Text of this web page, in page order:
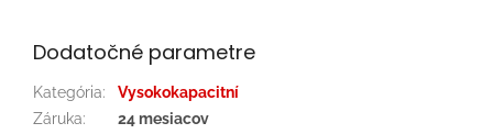
Dodatočné parametre
Kategória:
Vysokokapacitní
Záruka:
24 mesiacov